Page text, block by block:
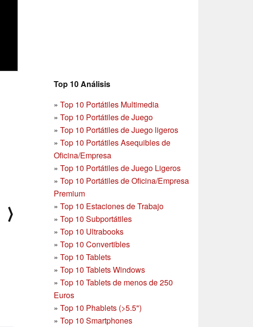
Top 10 Análisis
» Top 10 Portátiles Multimedia
» Top 10 Portátiles de Juego
» Top 10 Portátiles de Juego ligeros
» Top 10 Portátiles Asequibles de
Oficina/Empresa
» Top 10 Portátiles de Juego Ligeros
» Top 10 Portátiles de Oficina/Empresa
Premium
» Top 10 Estaciones de Trabajo
» Top 10 Subportátiles
» Top 10 Ultrabooks
» Top 10 Convertibles
» Top 10 Tablets
» Top 10 Tablets Windows
» Top 10 Tablets de menos de 250
Euros
» Top 10 Phablets (>5.5")
» Top 10 Smartphones
⟩